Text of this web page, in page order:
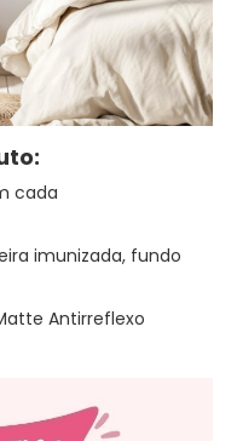
cada
imunizada, fundo
Antirreflexo